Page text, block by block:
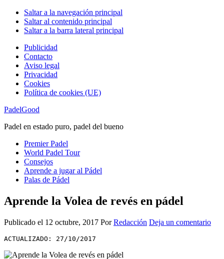
Saltar a la navegación principal
Saltar al contenido principal
Saltar a la barra lateral principal
Publicidad
Contacto
Aviso legal
Privacidad
Cookies
Política de cookies (UE)
PadelGood
Padel en estado puro, padel del bueno
Premier Padel
World Padel Tour
Consejos
Aprende a jugar al Pádel
Palas de Pádel
Aprende la Volea de revés en pádel
Publicado el 12 octubre, 2017 PorRedacción Deja un comentario
ACTUALIZADO: 27/10/2017